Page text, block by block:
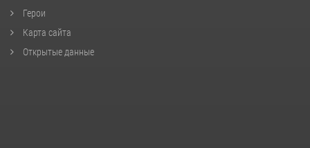
Герои
Карта сайта
Открытые данные